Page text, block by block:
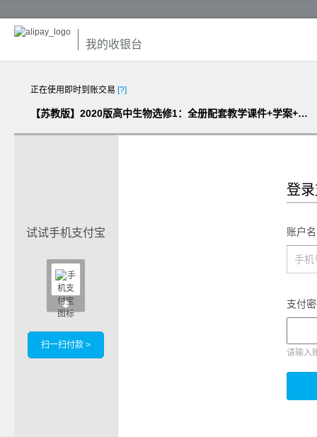
我的收银台
正在使用即时到账交易 [?]
【苏教版】2020版高中生物选修1：全册配套教学课件+学案+练习资料库（打包）
试试手机支付宝

扫一扫付款 >
登
账户
支付
请输入